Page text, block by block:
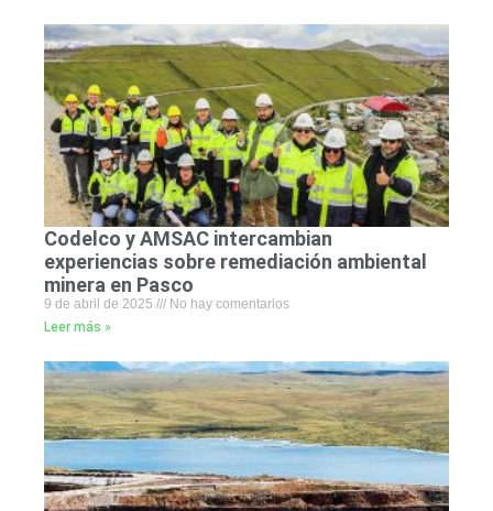
Codelco y AMSAC intercambian
experiencias sobre remediación ambiental
minera en Pasco
9 de abril de 2025
No hay comentarios
Leer más »